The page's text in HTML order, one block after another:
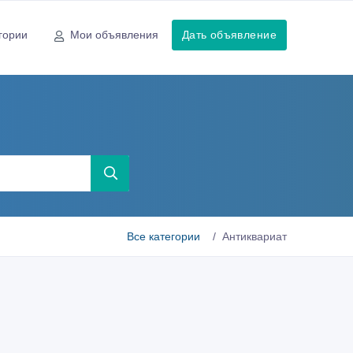
Мои объявления Дать объявление
Все категории Антиквариат